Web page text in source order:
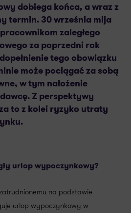
dobiega końca, a wraz z
termin. 30 września mija
zaległego
za poprzedni rok
tego obowiązku
może pociągać za sobą
w tym nałożenie
Z perspektywy
to z kolei ryzyko utraty
urlop wypoczynkowy?
na podstawie
urlop wypoczynkowy w